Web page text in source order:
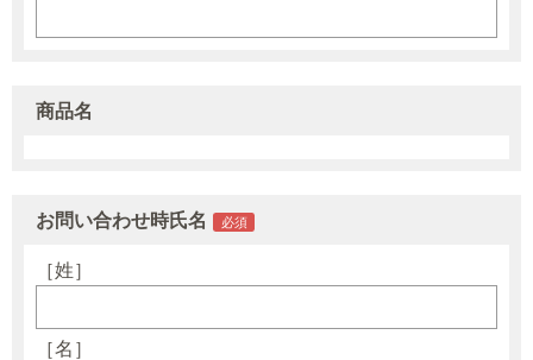
商品名
お問い合わせ時氏名
［姓］
［名］